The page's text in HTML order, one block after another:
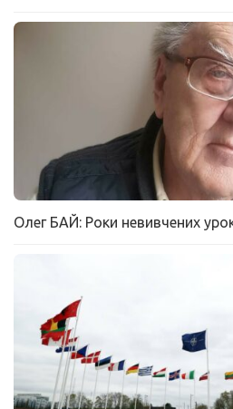
Олег БАЙ: Роки невивчених